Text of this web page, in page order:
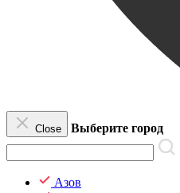
Close Выберите город
Азов